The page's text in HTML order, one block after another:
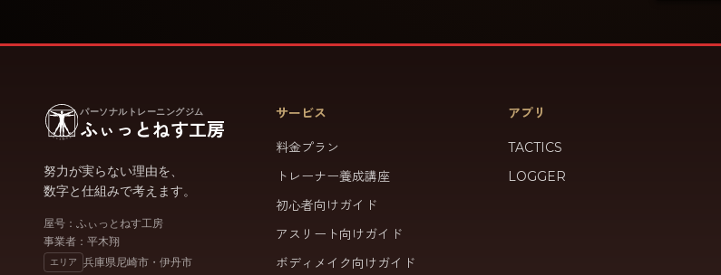
パーソナルトレーニングジム
ふぃっとねす工房
努力が実らない理由を、
数字と仕組みで考えます。
屋号：ふぃっとねす工房
事業者：平木翔
エリア 兵庫県尼崎市・伊丹市
サービス
料金プラン
トレーナー養成講座
初心者向けガイド
アスリート向けガイド
ボディメイク向けガイド
アプリ
TACTICS
LOGGER